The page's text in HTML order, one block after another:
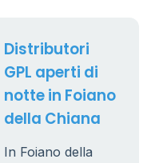
Distributori
GPL aperti di
notte in Foiano
della Chiana
In Foiano della